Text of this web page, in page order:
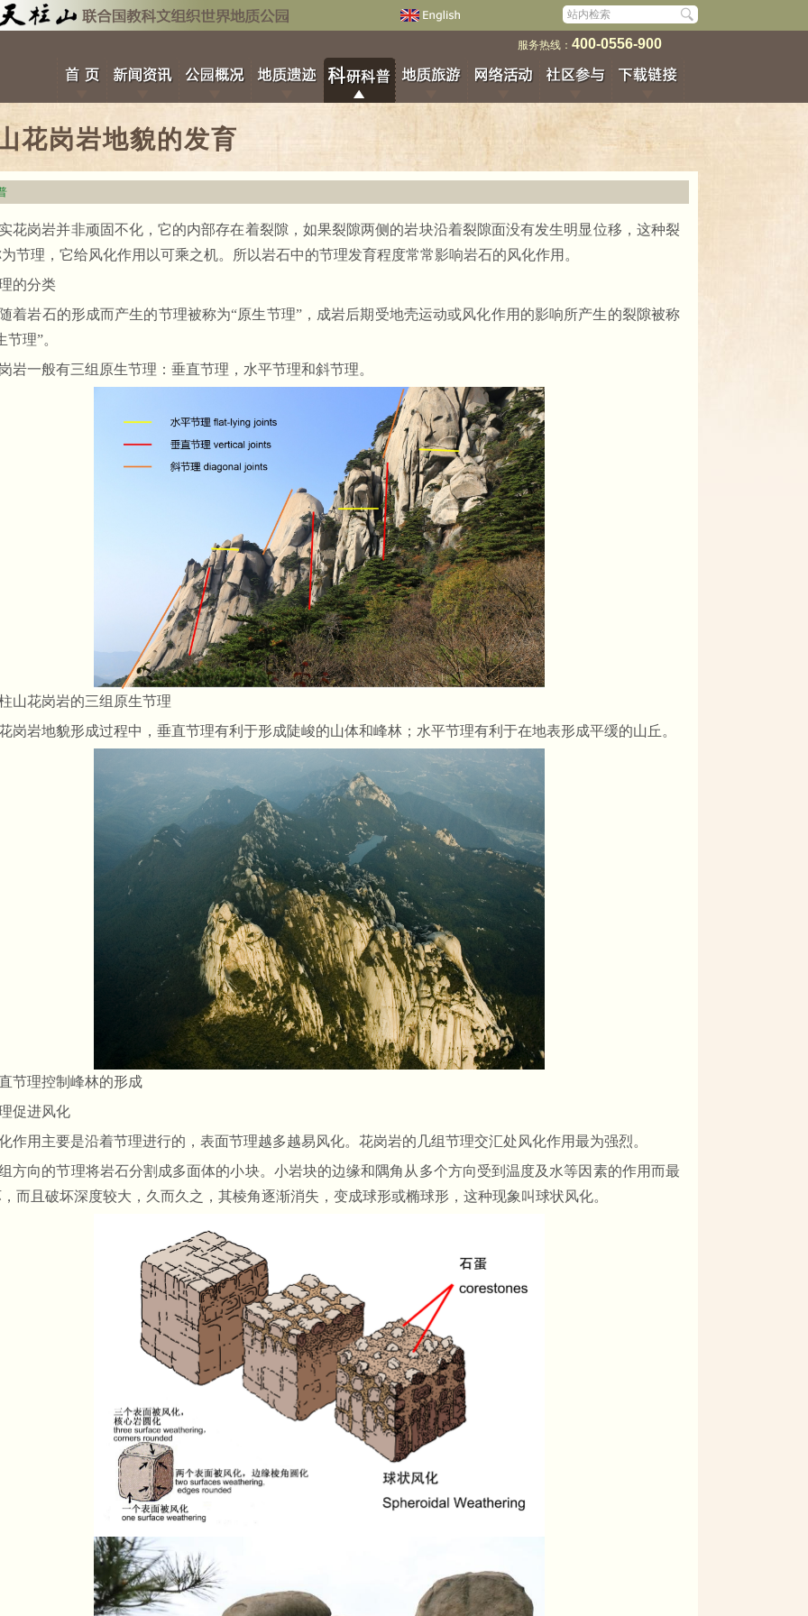
花岗岩地貌的发育
花岗岩并非顽固不化，它的内部存在着裂隙，如果裂隙两侧的岩块沿着裂隙面没有发生明显位移，这种裂
节理，它给风化作用以可乘之机。所以岩石中的节理发育程度常常影响岩石的风化作用。
的分类
着岩石的形成而产生的节理被称为“原生节理”，成岩后期受地壳运动或风化作用的影响所产生的裂隙被称
节理”。
岩一般有三组原生节理：垂直节理，水平节理和斜节理。
山花岗岩的三组原生节理
岗岩地貌形成过程中，垂直节理有利于形成陡峻的山体和峰林；水平节理有利于在地表形成平缓的山丘。
节理控制峰林的形成
促进风化
作用主要是沿着节理进行的，表面节理越多越易风化。花岗岩的几组节理交汇处风化作用最为强烈。
方向的节理将岩石分割成多面体的小块。小岩块的边缘和隅角从多个方向受到温度及水等因素的作用而最
而且破坏深度较大，久而久之，其棱角逐渐消失，变成球形或椭球形，这种现象叫球状风化。
服务热线： 400-0556-900